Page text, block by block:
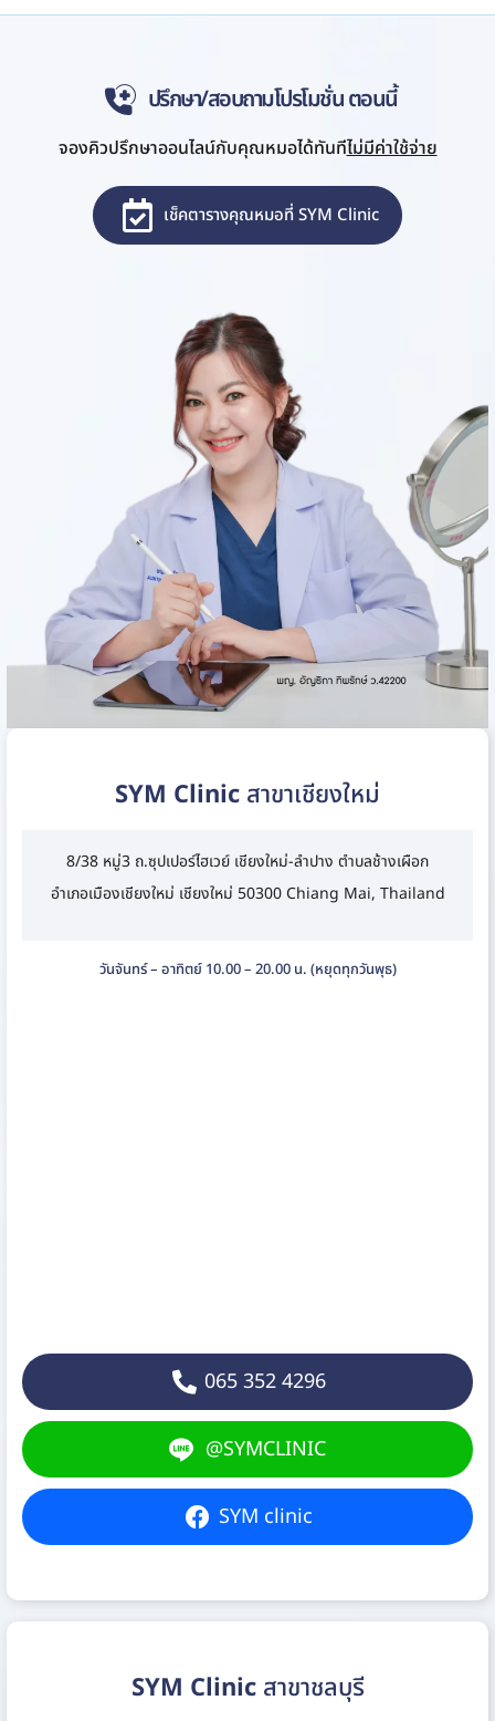
ปรึกษา/สอบถามโปรโมชั่น ตอนนี้
จองคิวปรึกษาออนไลน์กับคุณหมอได้ทันทีไม่มีค่าใช้จ่าย
เช็คตารางคุณหมอที่ SYM Clinic
SYM Clinic สาขาเชียงใหม่
8/38 หมู่3 ถ.ซุปเปอร์ไฮเวย์ เชียงใหม่-ลำปาง ตำบลช้างเผือก
อำเภอเมืองเชียงใหม่ เชียงใหม่ 50300 Chiang Mai, Thailand
วันจันทร์ – อาทิตย์ 10.00 – 20.00 น. (หยุดทุกวันพุธ)
065 352 4296
@SYMCLINIC
SYM clinic
SYM Clinicสาขาชลบุรี